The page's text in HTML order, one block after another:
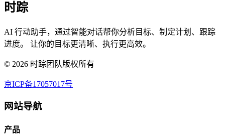
时踪
AI 行动助手，通过智能对话帮你分析目标、制定计划、跟踪
进度。 让你的目标更清晰、执行更高效。
© 2026 时踪团队版权所有
京ICP备17057017号
网站导航
产品